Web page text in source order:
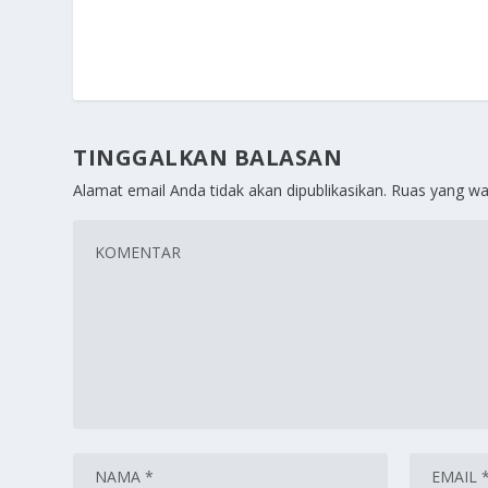
TINGGALKAN BALASAN
Alamat email Anda tidak akan dipublikasikan. Ruas yang